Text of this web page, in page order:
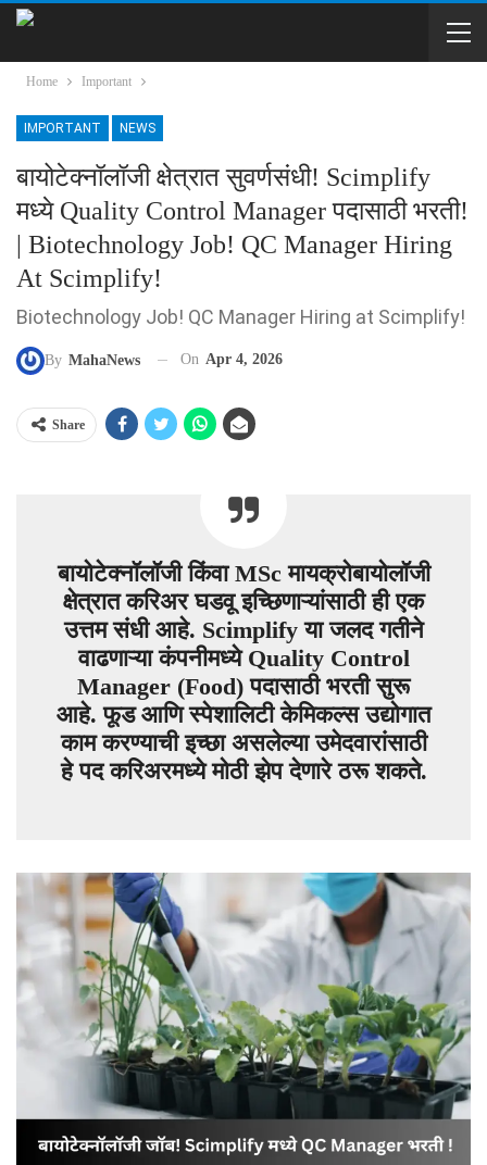
Home Important
IMPORTANT NEWS
बायोटेक्नॉलॉजी क्षेत्रात सुवर्णसंधी! Scimplify
मध्ये Quality Control Manager पदासाठी भरती!
| Biotechnology Job! QC Manager Hiring
At Scimplify!
Biotechnology Job! QC Manager Hiring at Scimplify!
By MahaNews On Apr 4, 2026
Share
बायोटेक्नॉलॉजी किंवा MSc मायक्रोबायोलॉजी
क्षेत्रात करिअर घडवू इच्छिणाऱ्यांसाठी ही एक
उत्तम संधी आहे. Scimplify या जलद गतीने
वाढणाऱ्या कंपनीमध्ये Quality Control
Manager (Food) पदासाठी भरती सुरू
आहे. फूड आणि स्पेशालिटी केमिकल्स उद्योगात
काम करण्याची इच्छा असलेल्या उमेदवारांसाठी
हे पद करिअरमध्ये मोठी झेप देणारे ठरू शकते.